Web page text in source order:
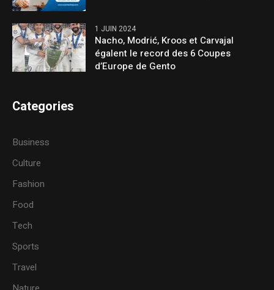
1 JUIN 2024
Nacho, Modrić, Kroos et Carvajal
égalent le record des 6 Coupes
d’Europe de Gento
Categories
Business
Culture
Fashion
Food
Tech
Sports
Travel